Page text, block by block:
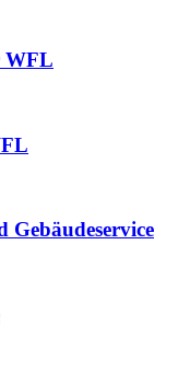
WFL
Gebäudeservice